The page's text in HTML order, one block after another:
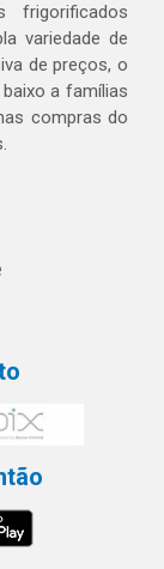
frigorificados
variedade de
de preços, o
a famílias
compras do